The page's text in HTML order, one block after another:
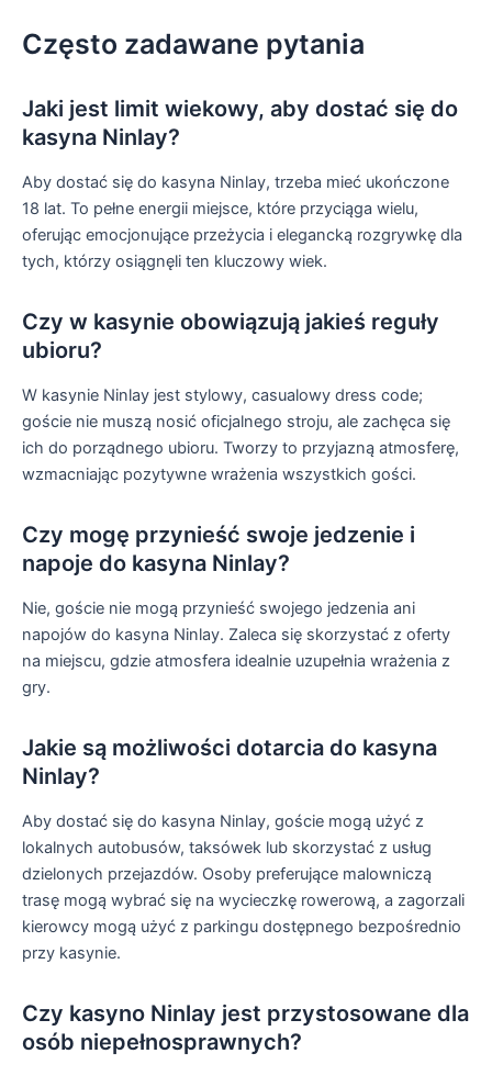
Często zadawane pytania
Jaki jest limit wiekowy, aby dostać się do
kasyna Ninlay?
Aby dostać się do kasyna Ninlay, trzeba mieć ukończone
18 lat. To pełne energii miejsce, które przyciąga wielu,
oferując emocjonujące przeżycia i elegancką rozgrywkę dla
tych, którzy osiągnęli ten kluczowy wiek.
Czy w kasynie obowiązują jakieś reguły
ubioru?
W kasynie Ninlay jest stylowy, casualowy dress code;
goście nie muszą nosić oficjalnego stroju, ale zachęca się
ich do porządnego ubioru. Tworzy to przyjazną atmosferę,
wzmacniając pozytywne wrażenia wszystkich gości.
Czy mogę przynieść swoje jedzenie i
napoje do kasyna Ninlay?
Nie, goście nie mogą przynieść swojego jedzenia ani
napojów do kasyna Ninlay. Zaleca się skorzystać z oferty
na miejscu, gdzie atmosfera idealnie uzupełnia wrażenia z
gry.
Jakie są możliwości dotarcia do kasyna
Ninlay?
Aby dostać się do kasyna Ninlay, goście mogą użyć z
lokalnych autobusów, taksówek lub skorzystać z usług
dzielonych przejazdów. Osoby preferujące malowniczą
trasę mogą wybrać się na wycieczkę rowerową, a zagorzali
kierowcy mogą użyć z parkingu dostępnego bezpośrednio
przy kasynie.
Czy kasyno Ninlay jest przystosowane dla
osób niepełnosprawnych?